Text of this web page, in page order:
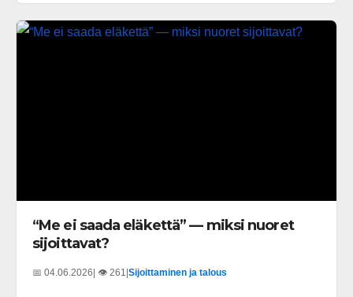
“Me ei saada eläkettä” — miksi nuoret
sijoittavat?
📅 04.06.2026| 👁️ 261 |Sijoittaminen ja talous